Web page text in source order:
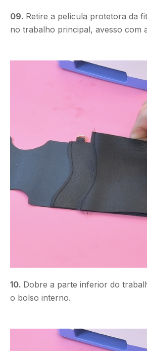
09. Retire a película protetora da
no trabalho principal, avesso com
10. Dobre a parte inferior do
o bolso interno.